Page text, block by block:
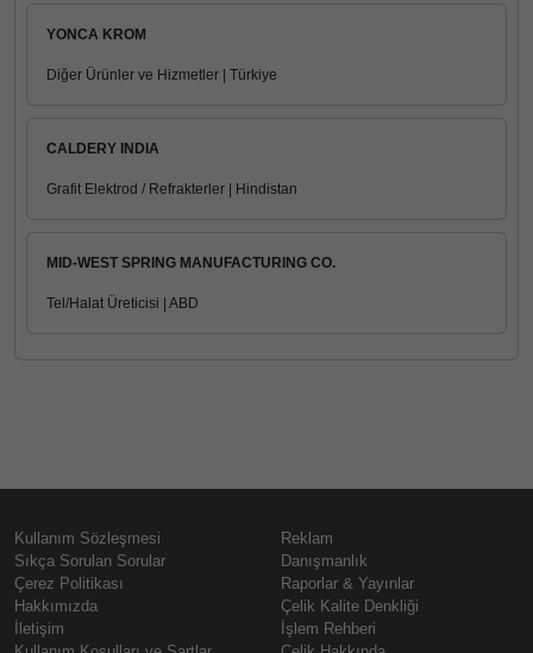
YONCA KROM
Diğer Ürünler ve Hizmetler | Türkiye
CALDERY INDIA
Grafit Elektrod / Refrakterler | Hindistan
MID-WEST SPRING MANUFACTURING CO.
Tel/Halat Üreticisi | ABD
Kullanım Sözleşmesi
Sıkça Sorulan Sorular
Çerez Politikası
Hakkımızda
İletişim
Reklam
Danışmanlık
Raporlar & Yayınlar
Çelik Kalite Denkliği
İşlem Rehberi